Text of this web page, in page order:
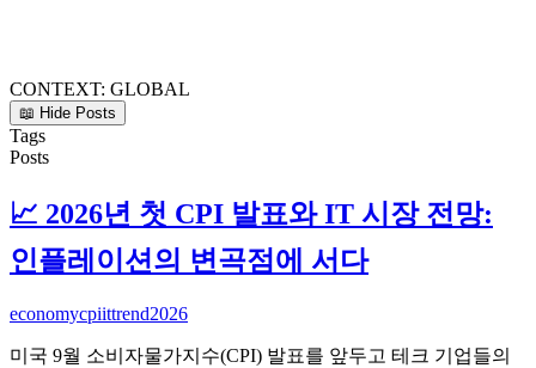
CONTEXT: GLOBAL
📖 Hide Posts
Tags
Posts
📈 2026년 첫 CPI 발표와 IT 시장 전망:
인플레이션의 변곡점에 서다
economycpiittrend2026
미국 9월 소비자물가지수(CPI) 발표를 앞두고 테크 기업들의